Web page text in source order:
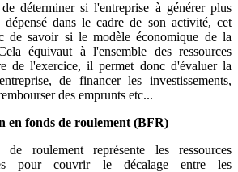
déterminer si l'entreprise à générer plus
dans le cadre de son activité, cet
de savoir si le modèle économique de la
équivaut à l'ensemble des ressources
de l'exercice, il permet donc d'évaluer la
de financer les investissements,
des emprunts etc...
en fonds de roulement (BFR)
roulement représente les ressources
pour couvrir le décalage entre les